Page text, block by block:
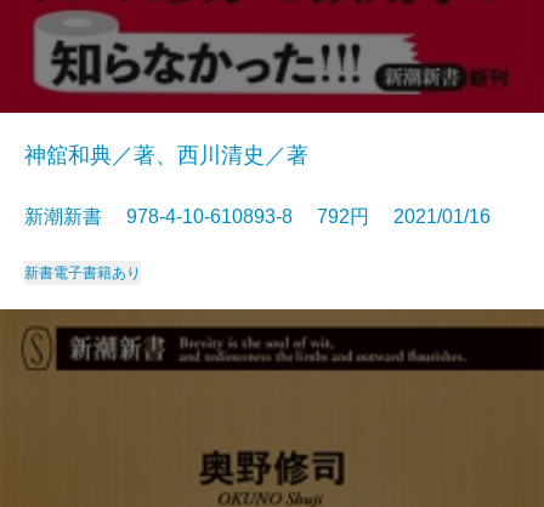
神舘和典／著、西川清史／著
新潮新書 978-4-10-610893-8 792円 2021/01/16
新書電子書籍あり